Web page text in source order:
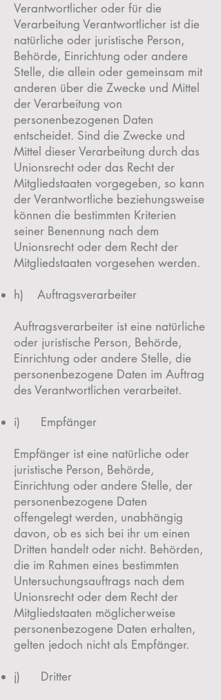
Verantwortlicher oder für die
Verarbeitung Verantwortlicher ist die
natürliche oder juristische Person,
Behörde, Einrichtung oder andere
Stelle, die allein oder gemeinsam mit
anderen über die Zwecke und Mittel
der Verarbeitung von
personenbezogenen Daten
entscheidet. Sind die Zwecke und
Mittel dieser Verarbeitung durch das
Unionsrecht oder das Recht der
Mitgliedstaaten vorgegeben, so kann
der Verantwortliche beziehungsweise
können die bestimmten Kriterien
seiner Benennung nach dem
Unionsrecht oder dem Recht der
Mitgliedstaaten vorgesehen werden.
h) Auftragsverarbeiter
Auftragsverarbeiter ist eine natürliche
oder juristische Person, Behörde,
Einrichtung oder andere Stelle, die
personenbezogene Daten im Auftrag
des Verantwortlichen verarbeitet.
i) Empfänger
Empfänger ist eine natürliche oder
juristische Person, Behörde,
Einrichtung oder andere Stelle, der
personenbezogene Daten
offengelegt werden, unabhängig
davon, ob es sich bei ihr um einen
Dritten handelt oder nicht. Behörden,
die im Rahmen eines bestimmten
Untersuchungsauftrags nach dem
Unionsrecht oder dem Recht der
Mitgliedstaaten möglicherweise
personenbezogene Daten erhalten,
gelten jedoch nicht als Empfänger.
j) Dritter